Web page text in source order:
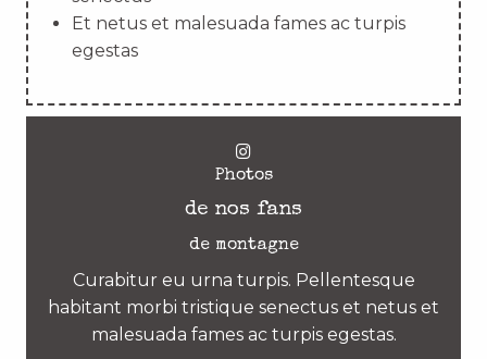
Et netus et malesuada fames ac turpis
egestas
Photos
de nos fans
de montagne
Curabitur eu urna turpis. Pellentesque
habitant morbi tristique senectus et netus et
malesuada fames ac turpis egestas.